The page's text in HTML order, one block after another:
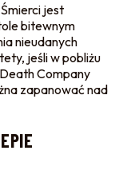
jest
bitewnym
nieudanych
jeśli w pobliżu
Company
zapanować nad